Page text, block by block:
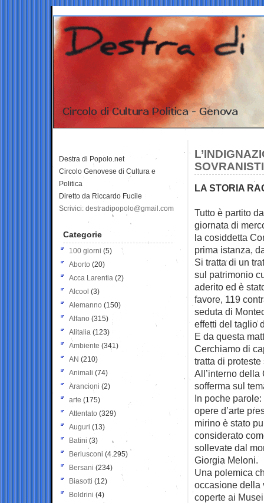
LA STORIA
Tutto è partito
giornata di
la cosiddetta
prima istanza,
Si tratta di un
sul patrimonio
aderito ed è
favore, 119
seduta di
effetti del taglio
E da questa
Cerchiamo di
tratta di
All’interno della
sofferma sul
In poche
opere d’arte
mirino è stato
considerato
sollevate dal
Giorgia Meloni.
Una polemica
occasione della
coperte ai
Destra di Popolo.net
Circolo Genovese di Cultura e
Politica
Diretto da Riccardo Fucile
Scrivici: destradipopolo@gmail.com
Categorie
100 giorni (5)
Aborto (20)
Acca Larentia (2)
Alcool (3)
Alemanno (150)
Alfano (315)
Alitalia (123)
Ambiente (341)
AN (210)
Animali (74)
Arancioni (2)
arte (175)
Attentato (329)
Auguri (13)
Batini (3)
Berlusconi (4.295)
Bersani (234)
Biasotti (12)
Boldrini (4)